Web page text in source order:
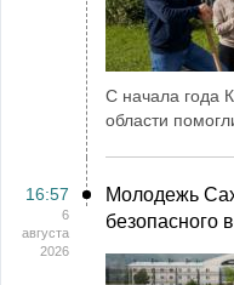
С начала года
области
16:57
6
августа
2026
Молодежь
безопасного